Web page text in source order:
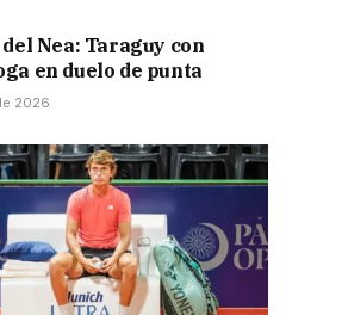
Nea: Taraguy con
en duelo de punta
2026